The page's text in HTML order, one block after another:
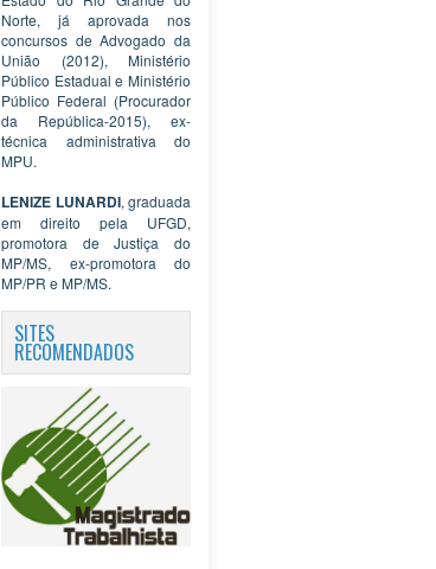
Norte, já aprovada nos
concursos de Advogado da
União (2012), Ministério
Público Estadual e Ministério
Público Federal (Procurador
da República-2015), ex-
técnica administrativa do
MPU.
LENIZE LUNARDI, graduada
em direito pela UFGD,
promotora de Justiça do
MP/MS, ex-promotora do
MP/PR e MP/MS.
SITES
RECOMENDADOS